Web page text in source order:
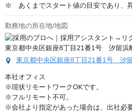
※　あくまでスタート値の目安であり、
勤務地の所在地/地図
東京都中央区銀座8丁目21番1号 汐
本社オフィス
※現状リモートワークOKです。
※フルリモート不可。
※会社より指定があった場合は、出社必